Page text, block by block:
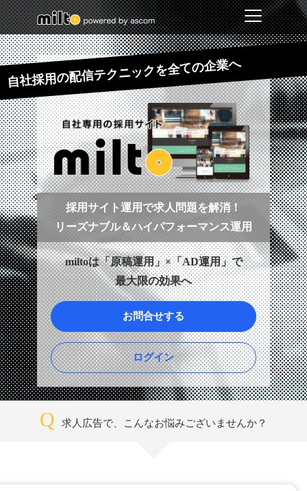
自社採用の配信テクニックを全ての企業へ
採用サイト運用で求人問題を解消！
リーズナブル＆ハイパフォーマンス運用
miltoは「原稿運用」×「AD運用」で
最大限の効果へ
お問合せする
ログイン
Q 求人広告で、こんなお悩みございませんか？